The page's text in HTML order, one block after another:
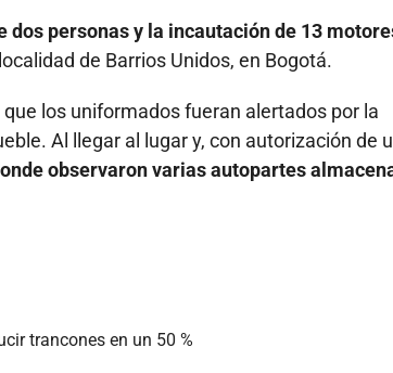
dos personas y la incautación de 13
de Barrios Unidos, en Bogotá.
los uniformados fueran alertados por la
Al llegar al lugar y, con autorización de
observaron varias autopartes
trancones en un 50 %